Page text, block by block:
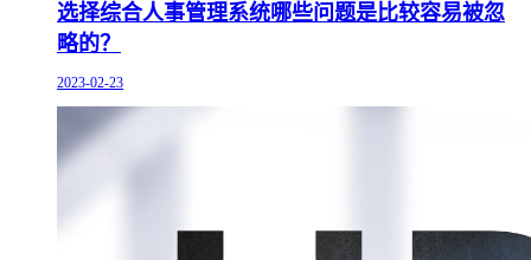
选择综合人事管理系统哪些问题是比较容易被忽
略的？
2023-02-23